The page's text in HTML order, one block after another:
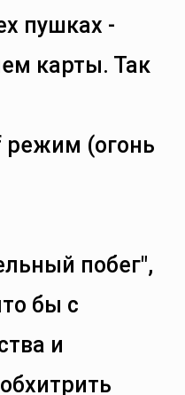
пушках -
карты. Так
режим (огонь
побег",
бы с
и